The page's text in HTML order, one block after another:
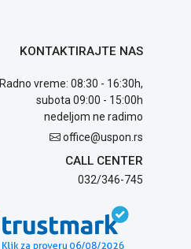
KONTAKTIRAJTE NAS
Radno vreme: 08:30 - 16:30h,
subota 09:00 - 15:00h
nedeljom ne radimo
office@uspon.rs
CALL CENTER
032/346-745